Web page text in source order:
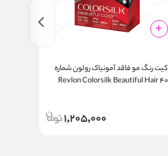
کیت رنگ مو فاقد آمونیاک رولون شماره
۴۰ Revlon Colorsilk Beautiful Hair
1,205,000